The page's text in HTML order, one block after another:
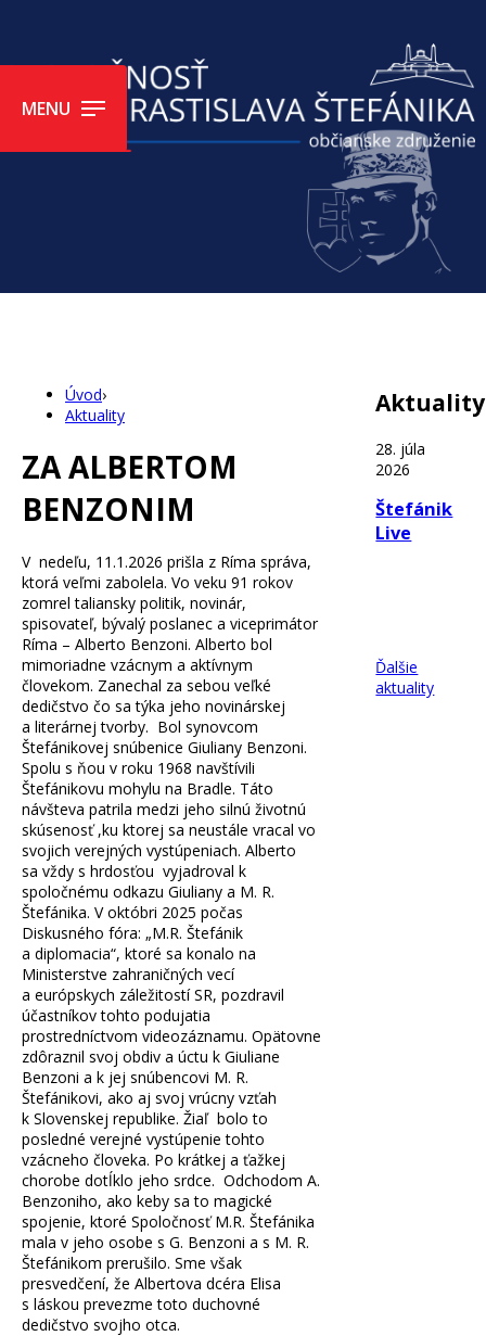
MENU
Úvod›
Aktuality
ZA ALBERTOM
BENZONIM
V nedeľu, 11.1.2026 prišla z Ríma správa,
ktorá veľmi zabolela. Vo veku 91 rokov
zomrel taliansky politik, novinár,
spisovateľ, bývalý poslanec a viceprimátor
Ríma – Alberto Benzoni. Alberto bol
mimoriadne vzácnym a aktívnym
človekom. Zanechal za sebou veľké
dedičstvo čo sa týka jeho novinárskej
a literárnej tvorby. Bol synovcom
Štefánikovej snúbenice Giuliany Benzoni.
Spolu s ňou v roku 1968 navštívili
Štefánikovu mohylu na Bradle. Táto
návšteva patrila medzi jeho silnú životnú
skúsenosť ,ku ktorej sa neustále vracal vo
svojich verejných vystúpeniach. Alberto
sa vždy s hrdosťou vyjadroval k
spoločnému odkazu Giuliany a M. R.
Štefánika. V októbri 2025 počas
Diskusného fóra: „M.R. Štefánik
a diplomacia“, ktoré sa konalo na
Ministerstve zahraničných vecí
a európskych záležitostí SR, pozdravil
účastníkov tohto podujatia
prostredníctvom videozáznamu. Opätovne
zdôraznil svoj obdiv a úctu k Giuliane
Benzoni a k jej snúbencovi M. R.
Štefánikovi, ako aj svoj vrúcny vzťah
k Slovenskej republike. Žiaľ bolo to
posledné verejné vystúpenie tohto
vzácneho človeka. Po krátkej a ťažkej
chorobe dotĺklo jeho srdce. Odchodom A.
Benzoniho, ako keby sa to magické
spojenie, ktoré Spoločnosť M.R. Štefánika
mala v jeho osobe s G. Benzoni a s M. R.
Štefánikom prerušilo. Sme však
presvedčení, že Albertova dcéra Elisa
s láskou prevezme toto duchovné
dedičstvo svojho otca.
Aktuality
28. júla
2026
Štefánik
Live
Ďalšie
aktuality